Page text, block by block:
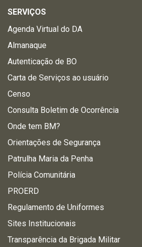
SERVIÇOS
Agenda Virtual do DA
Almanaque
Autenticação de BO
Carta de Serviços ao usuário
Censo
Consulta Boletim de Ocorrência
Onde tem BM?
Orientações de Segurança
Patrulha Maria da Penha
Polícia Comunitária
PROERD
Regulamento de Uniformes
Sites Institucionais
Transparência da Brigada Militar